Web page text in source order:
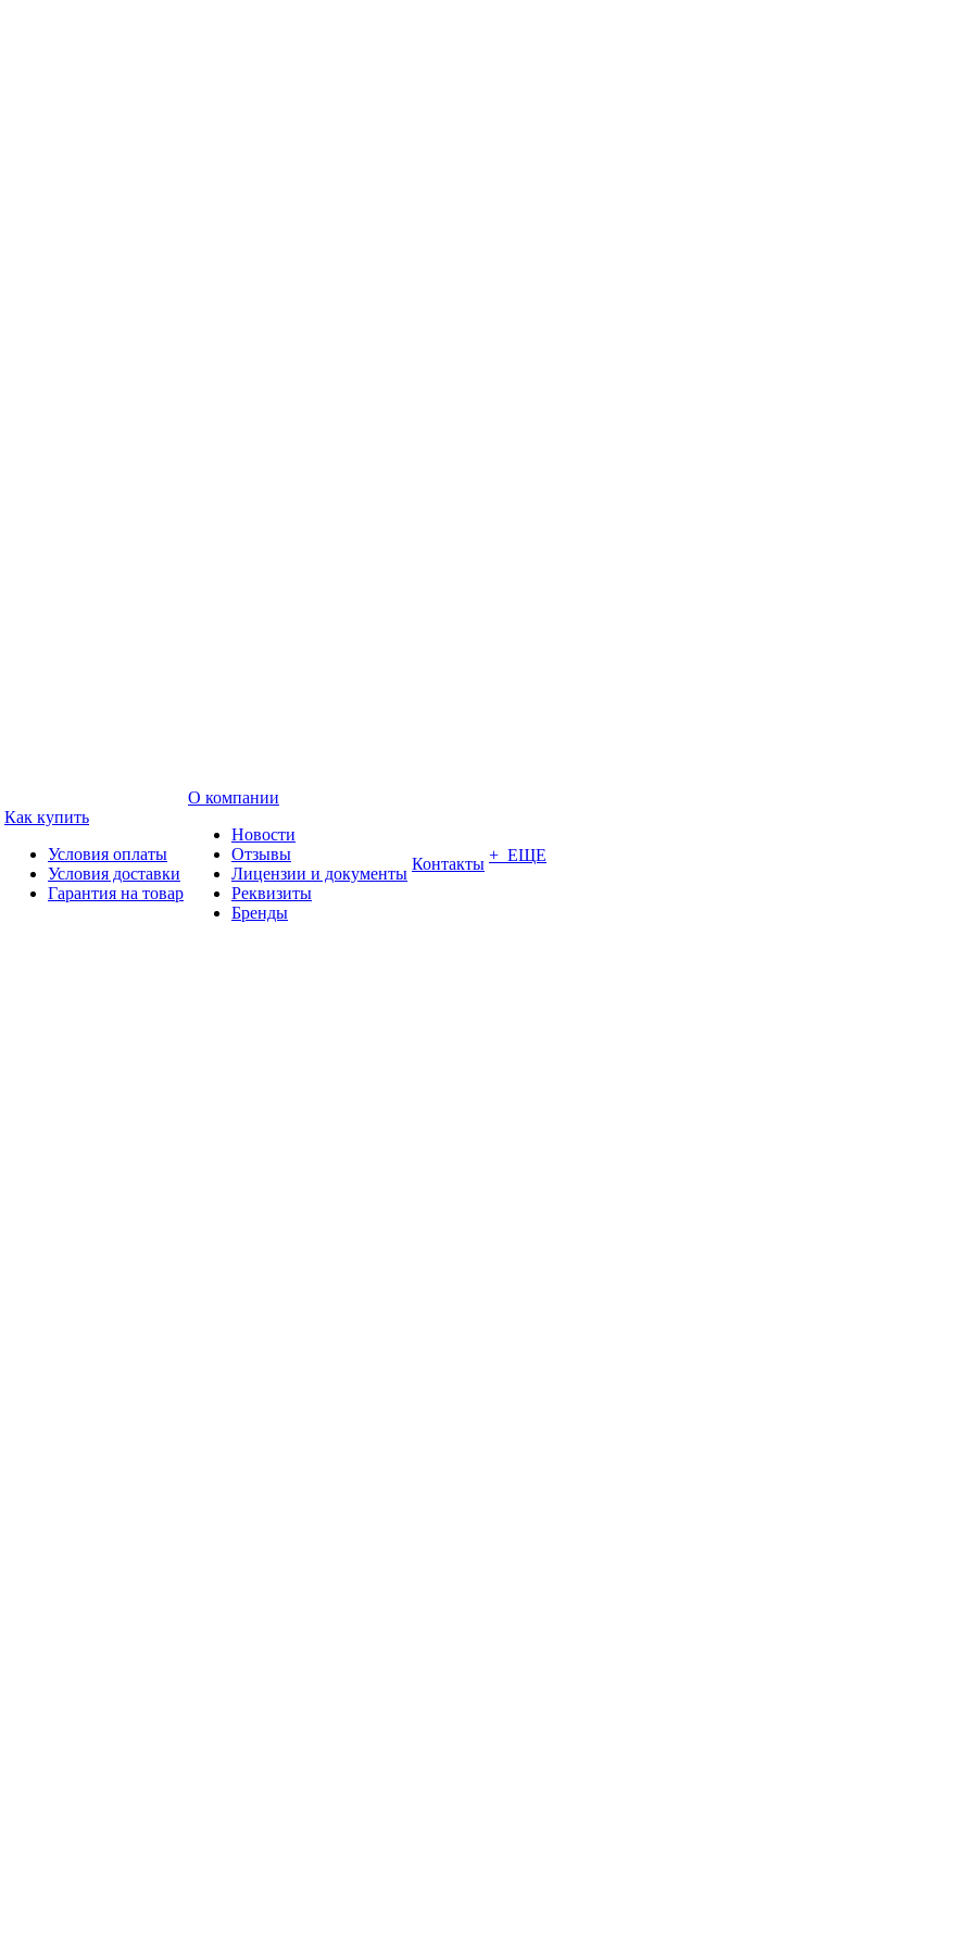
Как купить
Условия оплаты
Условия доставки
Гарантия на товар
О компании
Новости
Отзывы
Лицензии и документы
Реквизиты
Бренды
Контакты + ЕЩЕ